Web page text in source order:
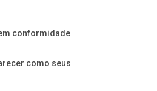
conformidade
como seus